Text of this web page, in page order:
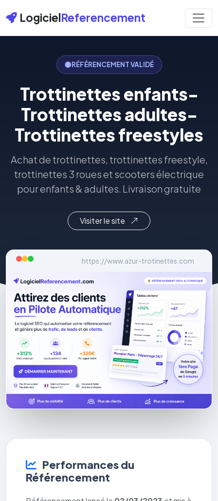
LogicielReferencement
RÉFÉRENCEMENT VALIDÉ
Trottinettes enfants-
Trottinettes adultes-
Trottinettes freestyles
Achat de trottinettes, trottinettes freestyle,
trottinettes 3 roues et scooters électrique
pour enfants & adultes. Livraison gratuite
Visiter le site
https://www.azur-trotinettes.com
Performances du
Référencement